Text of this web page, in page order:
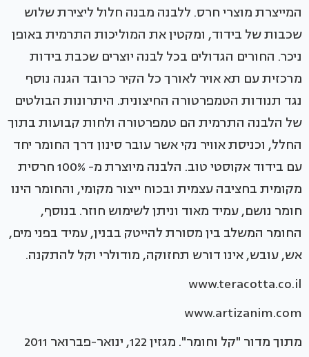
המייצרת מוצרי חרס. ללבנה מבנה חלול ליצירת שלוש
שכבות של בידוד, ומקטין את המוליכות התרמית באופן
ניכר. החורים הגדולים בכל לבנה יוצרים שכבת בידות
מרכזית עם תא אויר לאורך כל הקיר כרובד הגנה נוסף
נגד תנודות הטמפרטורה החיצונית. היתרונות הבולטים
של הלבנה התרמית הם טמפרטורה ולחות קבועות בתוך
החלל, וכניסת אוויר נקי אשר עובר סינון דרך החומר יחד
עם בידוד אקוסטי טוב. הלבנה מיוצרת מ- 100% חרסית
מקומית בחציבה עצמית ובכוח ייצור מקומי, והחומר הינו
חומר נושם, עמיד מאוד וניתן לשימוש חוזר. בנוסף,
החומר המשלב בין מסורת להייטק בבנין, עמיד בפני מים,
אש, עובש, אינו דורש תחזוקה, מודולרי וקל להתקנה.
www.teracotta.co.il
www.artizanim.com
מתוך מדור "קל וחומר". מגזין 122, ינואר-פברואר 2011